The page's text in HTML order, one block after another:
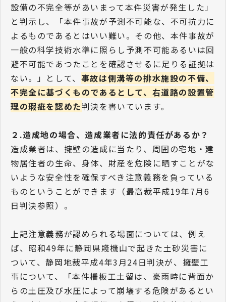
設備の不完全等があいまって本件災害が発生した」
と判示し、「本件事故が予測不可能な、不可抗力に
よるものであるとはいい難い。その他、本件事故が
一般の科学技術水準に照らし予測不可能あるいは回
避不可能であつたことを確認させるに足りる証拠は
ない。」として、 事故は側溝等の排水施設の不備、
不完全に基づくものであるとして、右道路の設置管
理の瑕疵を認めた判決を書いています。
２.造成地の場合、造成業者に法的責任があるか？
造成業者は、擁壁の造成に当たり、周囲の宅地・建
物居住者の生命、身体、財産を危険に晒すことがな
いような安全性を確保すべき注意義務を負っている
ものということができます（最高裁平成19年7月6
日判決参照）。
上記注意義務が認められる場面については、例え
ば、昭和49年に静岡県賤機山で起きた土砂災害に
ついて、静岡地裁平成4年3月24日判決が、擁壁工
事について、「本件柵板工土留は、豪雨時に背面か
らの土圧及び水圧によって崩壊する危険があるとい